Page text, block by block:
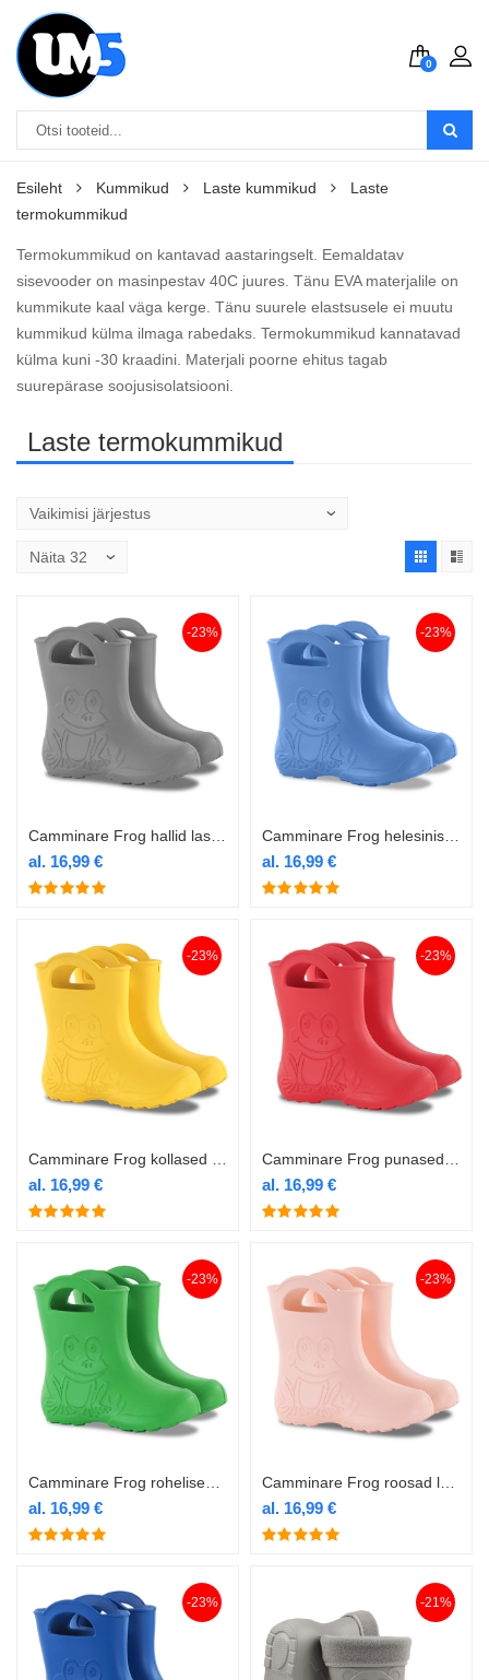
0
Esileht Kummikud Laste kummikud
Laste
termokummikud
Termokummikud on kantavad aastaringselt. Eemaldatav
sisevooder on masinpestav 40C juures. Tänu EVA materjalile on
kummikute kaal väga kerge. Tänu suurele elastsusele ei muutu
kummikud külma ilmaga rabedaks. Termokummikud kannatavad
külma kuni -30 kraadini. Materjali poorne ehitus tagab
suurepärase soojusisolatsiooni.
Laste termokummikud
-23%
al. 16,99 €
-23%
al. 16,99 €
-23%
al. 16,99 €
-23%
al. 16,99 €
-23%
al. 16,99 €
-23%
al. 16,99 €
-23% -21%